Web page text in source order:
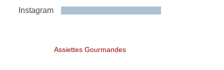
Instagram
Assiettes Gourmandes